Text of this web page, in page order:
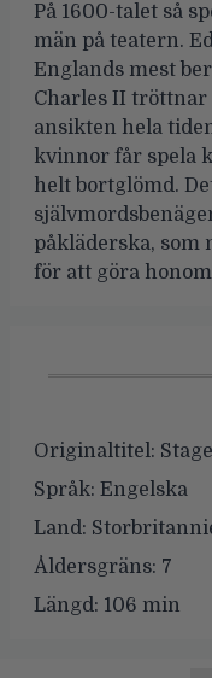
På 1600-talet så
män på teatern.
Englands mest
Charles II tröttnar
ansikten hela
kvinnor får spela
helt bortglömd.
påkläderska, som
för att göra
Originaltitel:
Språk: Engelska
Land:
Åldersgräns: 7
Längd: 106 min